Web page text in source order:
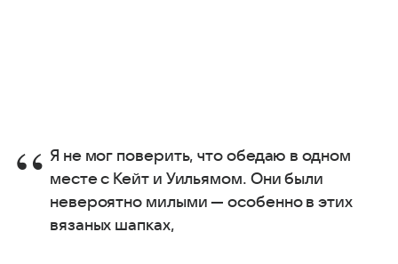
Я не мог поверить, что обедаю в одном
месте с Кейт и Уильямом. Они были
невероятно милыми — особенно в этих
вязаных шапках,